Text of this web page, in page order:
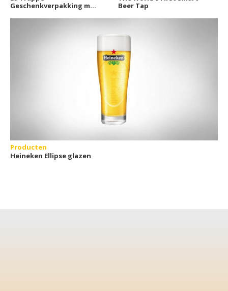
Geschenkverpakking met
Beer Tap
Producten
Heineken Ellipse glazen